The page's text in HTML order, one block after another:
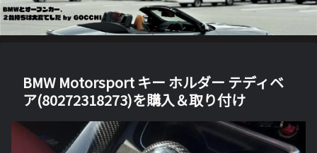
BMW Motorsport キー ホルダー テディベ
ア(80272318273)を購入＆取り付け